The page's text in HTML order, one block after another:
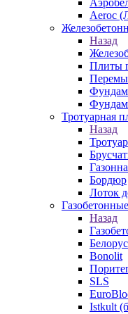
Aeroc
Назад
Плиты
Тротуарная
Назад
Бордюр
Лоток
Назад
Bonolit
SLS
Istkult